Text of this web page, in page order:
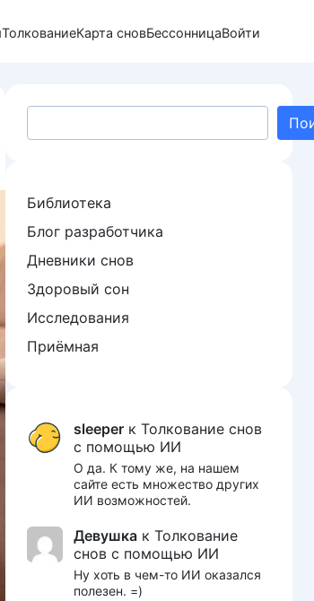
ТолкованиеКарта сновБессонницаВойти
Библиотека
Блог разработчика
Дневники снов
Здоровый сон
Исследования
Приёмная
sleeper к Толкование снов
с помощью ИИ
О да. К тому же, на нашем
сайте есть множество других
ИИ возможностей.
Девушка к Толкование
снов с помощью ИИ
Ну хоть в чем-то ИИ оказался
полезен. =)